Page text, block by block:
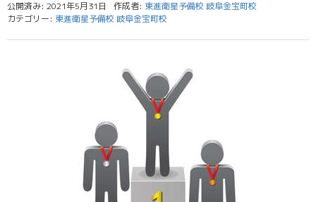
公開済み: 2021年5月31日 作成者: 東進衛星予備校 岐阜金宝町校
カテゴリー: 東進衛星予備校 岐阜金宝町校